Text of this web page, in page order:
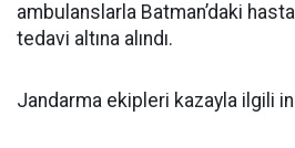
ambulanslarla Batman’daki
tedavi altına alındı.
Jandarma ekipleri kazayla ilgili